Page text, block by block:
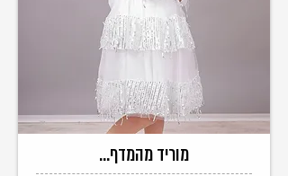
מוריד מהמדף...